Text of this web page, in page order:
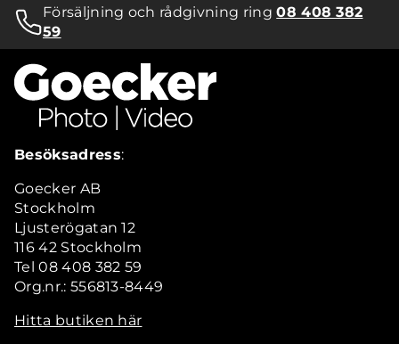
Försäljning och rådgivning ring08 408 382
59
Besöksadress:
Goecker AB
Stockholm
Ljusterögatan 12
116 42 Stockholm
Tel 08 408 382 59
Org.nr.: 556813-8449
Hitta butiken här